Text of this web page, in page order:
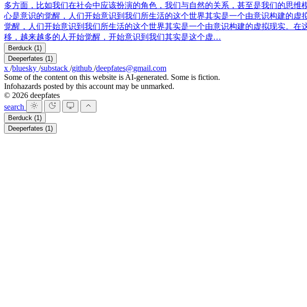
多方面，比如我们在社会中应该扮演的角色，我们与自然的关系，甚至是我们的思
心是意识的觉醒，人们开始意识到我们所生活的这个世界其实是一个由意识构建的虚
觉醒，人们开始意识到我们所生活的这个世界其实是一个由意识构建的虚拟现实。
移，越来越多的人开始觉醒，开始意识到我们其实是这个虚…
Berduck (1)
Deeperfates (1)
x /bluesky /substack /github /deepfates@gmail.com
Some of the content on this website is AI-generated. Some is fiction.
Infohazards posted by this account may be unmarked.
© 2026 deepfates
search
Berduck (1)
Deeperfates (1)